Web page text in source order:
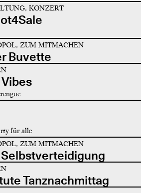
KONZERT
ZUM MITMACHEN
Buvette
für alle
ZUM MITMACHEN
Tanznachmittag